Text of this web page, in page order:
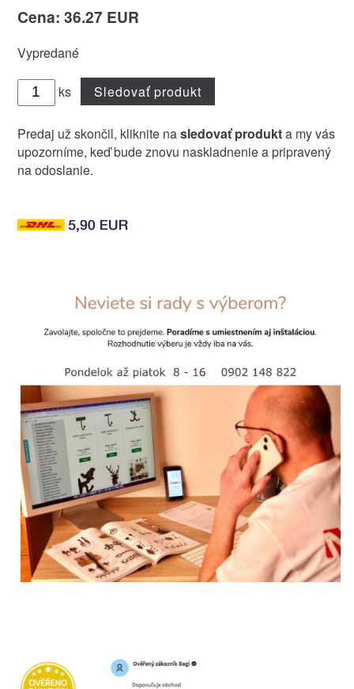
Cena: 36.27 EUR
Vypredané
ks Sledovať produkt
Predaj už skončil, kliknite nasledovať produkta my vás
upozorníme, keď bude znovu naskladnenie a pripravený
na odoslanie.